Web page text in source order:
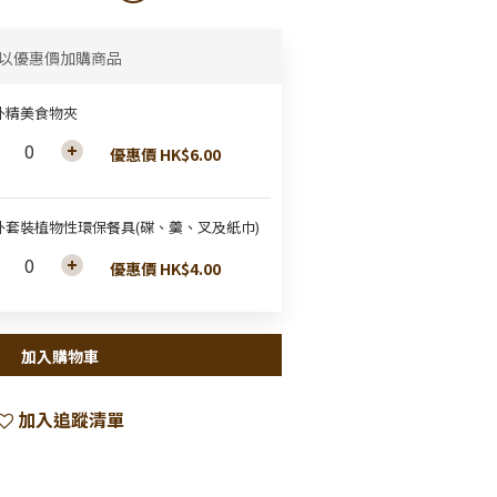
優惠價加購商品
精美食物夾
優惠價 HK$6.00
套裝植物性環保餐具(碟、羹、叉及紙巾)
優惠價 HK$4.00
加入購物車
加入追蹤清單